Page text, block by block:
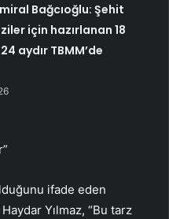
Bağcıoğlu: Şehit
için hazırlanan 18
aydır TBMM’de
ifade eden
Yılmaz, “Bu tarz